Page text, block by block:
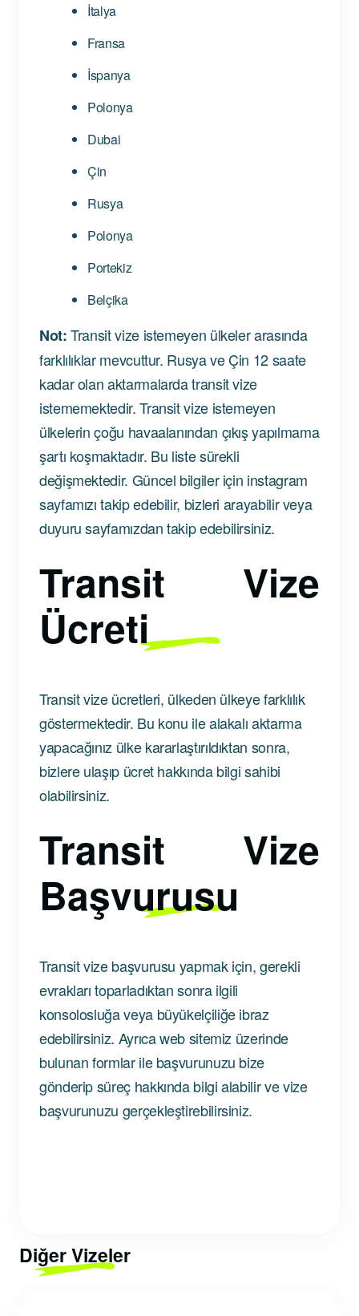
İtalya
Fransa
İspanya
Polonya
Dubai
Çin
Rusya
Polonya
Portekiz
Belçika
Not:Transit vize istemeyen ülkeler arasında
farklılıklar mevcuttur. Rusya ve Çin 12 saate
kadar olan aktarmalarda transit vize
istememektedir. Transit vize istemeyen
ülkelerin çoğu havaalanından çıkış yapılmama
şartı koşmaktadır. Bu liste sürekli
değişmektedir. Güncel bilgiler için instagram
sayfamızı takip edebilir, bizleri arayabilir veya
duyuru sayfamızdan takip edebilirsiniz.
Transit Vize
Ücreti
Transit vize ücretleri, ülkeden ülkeye farklılık
göstermektedir. Bu konu ile alakalı aktarma
yapacağınız ülke kararlaştırıldıktan sonra,
bizlere ulaşıp ücret hakkında bilgi sahibi
olabilirsiniz.
Transit Vize
Başvurusu
Transit vize başvurusu yapmak için, gerekli
evrakları toparladıktan sonra ilgili
konsolosluğa veya büyükelçiliğe ibraz
edebilirsiniz. Ayrıca web sitemiz üzerinde
bulunan formlar ile başvurunuzu bize
gönderip süreç hakkında bilgi alabilir ve vize
başvurunuzu gerçekleştirebilirsiniz.
Diğer Vizeler